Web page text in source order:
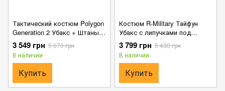
Тактический костюм Polygon
Generation 2 Убакс + Штаны
мультикам размер M
3 549 грн 5 070 грн
В наличии
Купить
Костюм R-Military Тайфун
Убакс с липучками под
шевроны + Брюки с
наколенниками мультикам
размер S
3 799 грн 5 430 грн
В наличии
Купить